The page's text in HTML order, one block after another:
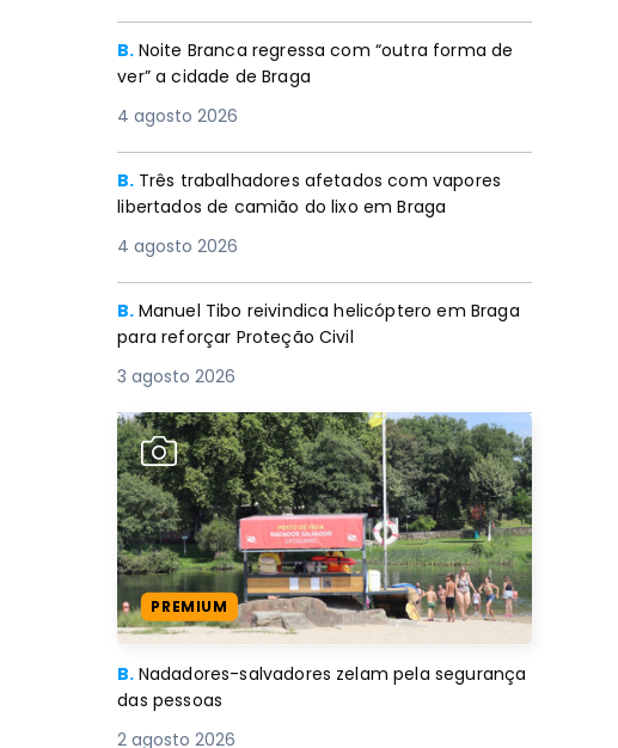
B. Noite Branca regressa com “outra forma de
ver” a cidade de Braga
4 agosto 2026
B. Três trabalhadores afetados com vapores
libertados de camião do lixo em Braga
4 agosto 2026
B. Manuel Tibo reivindica helicóptero em Braga
para reforçar Proteção Civil
3 agosto 2026
PREMIUM
B. Nadadores-salvadores zelam pela segurança
das pessoas
2 agosto 2026